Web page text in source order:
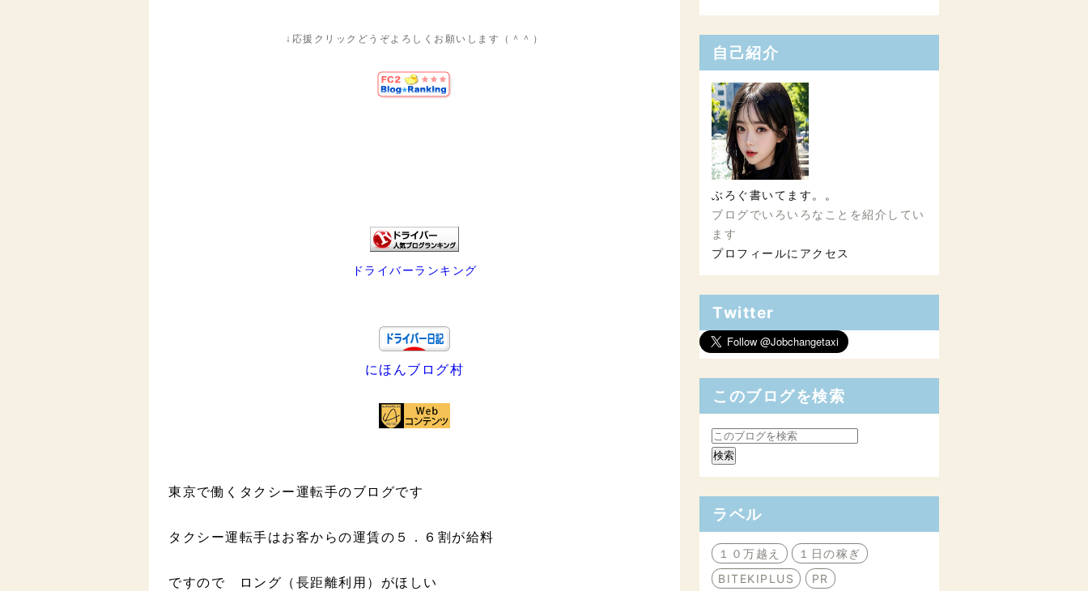
↓応援クリックどうぞよろしくお願いします（＾＾）
ドライバーランキング
にほんブログ村
東京で働くタクシー運転手のブログです
タクシー運転手はお客からの運賃の５．６割が給料
ですので ロング（長距離利用）がほしい
自己紹介
ぶろぐ書いてます。。
ブログでいろいろなことを紹介してい
ます
プロフィールにアクセス
Twitter
このブログを検索
ラベル
１０万越え
１日の稼ぎ
BITEKIPLUS
PR